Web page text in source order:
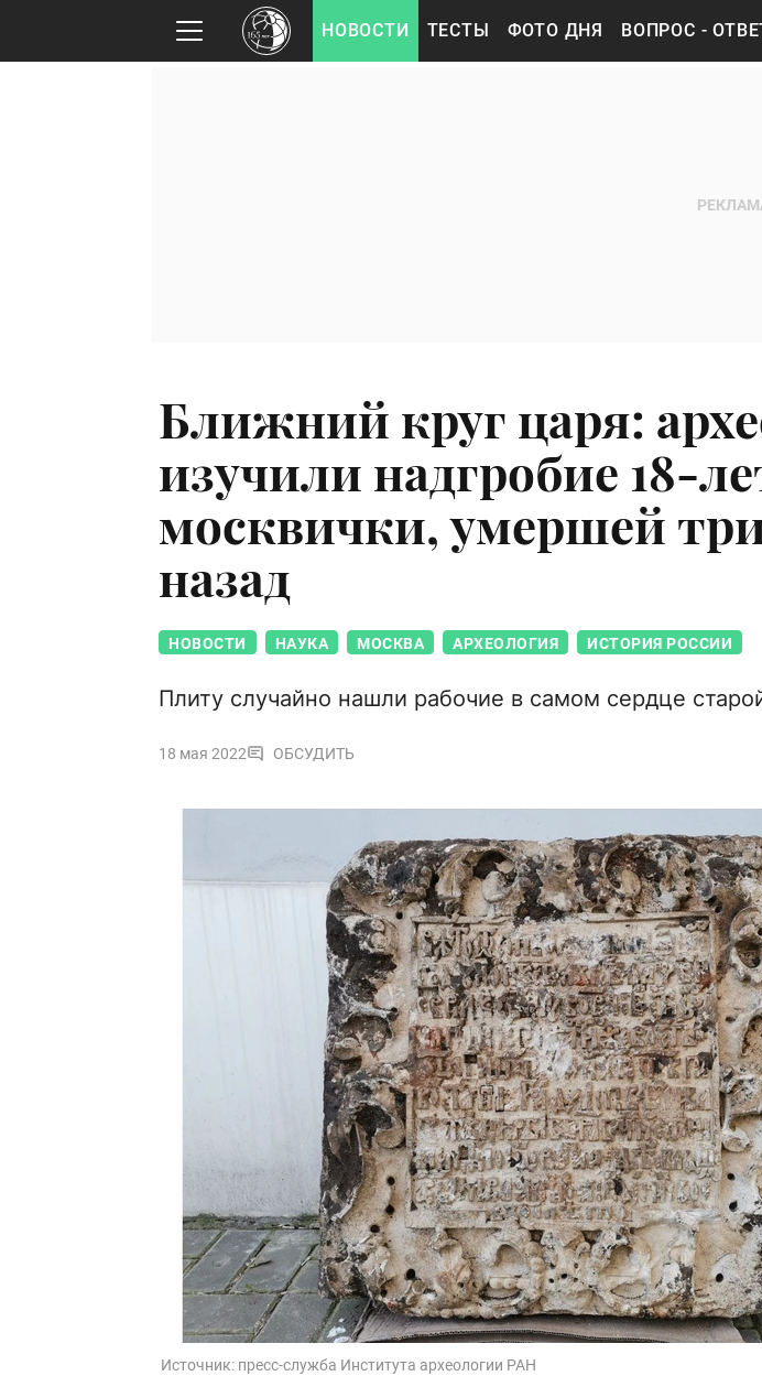
НОВОСТИ ТЕСТЫ ФОТО ДНЯ ВОПРОС -
Ближний круг царя:
изучили надгробие 18-
москвички, умершей
назад
НОВОСТИ НАУКА МОСКВА АРХЕОЛОГИЯ ИСТОРИЯ РОССИИ
Плиту случайно нашли рабочие в самом сердце
18 мая 2022 ОБСУДИТЬ
Источник: пресс-служба Института археологии РАН